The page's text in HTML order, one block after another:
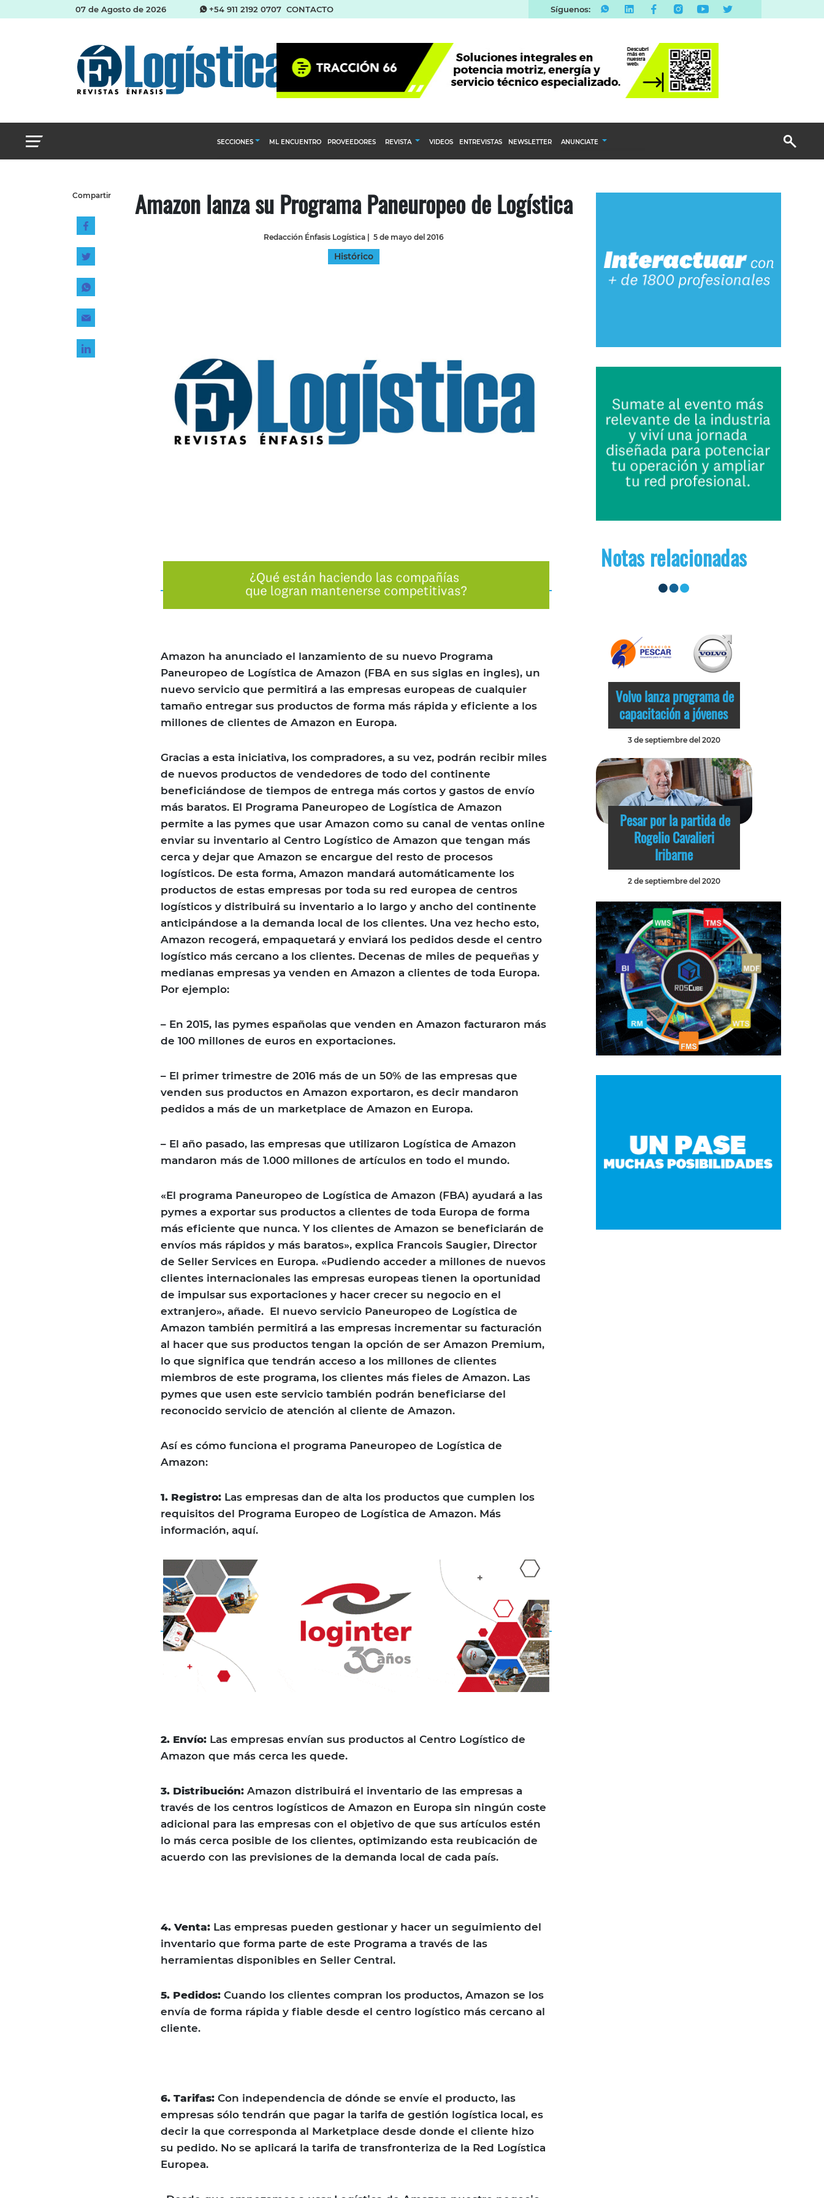
07 de Agosto de 2026 +54 911 2192 0707 CONTACTO Síguenos:
SECCIONES
Almacenes e inventarios
Logística y distribución
ML ENCUENTRO PROVEEDORES REVISTA VIDEOS ENTREVISTAS NEWSLETTER ANUNCIATE
Email Marketing
Compartir Amazon lanza su Programa Paneuropeo de Logística
Redacción Énfasis Logística 5 de mayo del 2016
Histórico
Amazon ha anunciado el lanzamiento de su nuevo Programa
Paneuropeo de Logística de Amazon (FBA en sus siglas en ingles), un
nuevo servicio que permitirá a las empresas europeas de cualquier
tamaño entregar sus productos de forma más rápida y eficiente a los
millones de clientes de Amazon en Europa.
Gracias a esta iniciativa, los compradores, a su vez, podrán recibir miles
de nuevos productos de vendedores de todo del continente
beneficiándose de tiempos de entrega más cortos y gastos de envío
más baratos. El Programa Paneuropeo de Logística de Amazon
permite a las pymes que usar Amazon como su canal de ventas online
enviar su inventario al Centro Logístico de Amazon que tengan más
cerca y dejar que Amazon se encargue del resto de procesos
logísticos. De esta forma, Amazon mandará automáticamente los
productos de estas empresas por toda su red europea de centros
logísticos y distribuirá su inventario a lo largo y ancho del continente
anticipándose a la demanda local de los clientes. Una vez hecho esto,
Amazon recogerá, empaquetará y enviará los pedidos desde el centro
logístico más cercano a los clientes. Decenas de miles de pequeñas y
medianas empresas ya venden en Amazon a clientes de toda Europa.
Por ejemplo:
– En 2015, las pymes españolas que venden en Amazon facturaron más
de 100 millones de euros en exportaciones.
– El primer trimestre de 2016 más de un 50% de las empresas que
venden sus productos en Amazon exportaron, es decir mandaron
pedidos a más de un marketplace de Amazon en Europa.
– El año pasado, las empresas que utilizaron Logística de Amazon
mandaron más de 1.000 millones de artículos en todo el mundo.
«El programa Paneuropeo de Logística de Amazon (FBA) ayudará a las
pymes a exportar sus productos a clientes de toda Europa de forma
más eficiente que nunca. Y los clientes de Amazon se beneficiarán de
envíos más rápidos y más baratos», explica Francois Saugier, Director
de Seller Services en Europa. «Pudiendo acceder a millones de nuevos
clientes internacionales las empresas europeas tienen la oportunidad
de impulsar sus exportaciones y hacer crecer su negocio en el
extranjero», añade. El nuevo servicio Paneuropeo de Logística de
Amazon también permitirá a las empresas incrementar su facturación
al hacer que sus productos tengan la opción de ser Amazon Premium,
lo que significa que tendrán acceso a los millones de clientes
miembros de este programa, los clientes más fieles de Amazon. Las
pymes que usen este servicio también podrán beneficiarse del
reconocido servicio de atención al cliente de Amazon.
Así es cómo funciona el programa Paneuropeo de Logística de
Amazon:
1. Registro: Las empresas dan de alta los productos que cumplen los
requisitos del Programa Europeo de Logística de Amazon. Más
información, aquí.
2. Envío: Las empresas envían sus productos al Centro Logístico de
Amazon que más cerca les quede.
3. Distribución: Amazon distribuirá el inventario de las empresas a
través de los centros logísticos de Amazon en Europa sin ningún coste
adicional para las empresas con el objetivo de que sus artículos estén
lo más cerca posible de los clientes, optimizando esta reubicación de
acuerdo con las previsiones de la demanda local de cada país.
4. Venta: Las empresas pueden gestionar y hacer un seguimiento del
inventario que forma parte de este Programa a través de las
herramientas disponibles en Seller Central.
5. Pedidos: Cuando los clientes compran los productos, Amazon se los
envía de forma rápida y fiable desde el centro logístico más cercano al
cliente.
6. Tarifas: Con independencia de dónde se envíe el producto, las
empresas sólo tendrán que pagar la tarifa de gestión logística local, es
decir la que corresponda al Marketplace desde donde el cliente hizo
su pedido. No se aplicará la tarifa de transfronteriza de la Red Logística
Europea.
Notas relacionadas
Volvo lanza programa de
capacitación a jóvenes
3 de septiembre del 2020
Pesar por la partida de
Rogelio Cavalieri
Iribarne
2 de septiembre del 2020